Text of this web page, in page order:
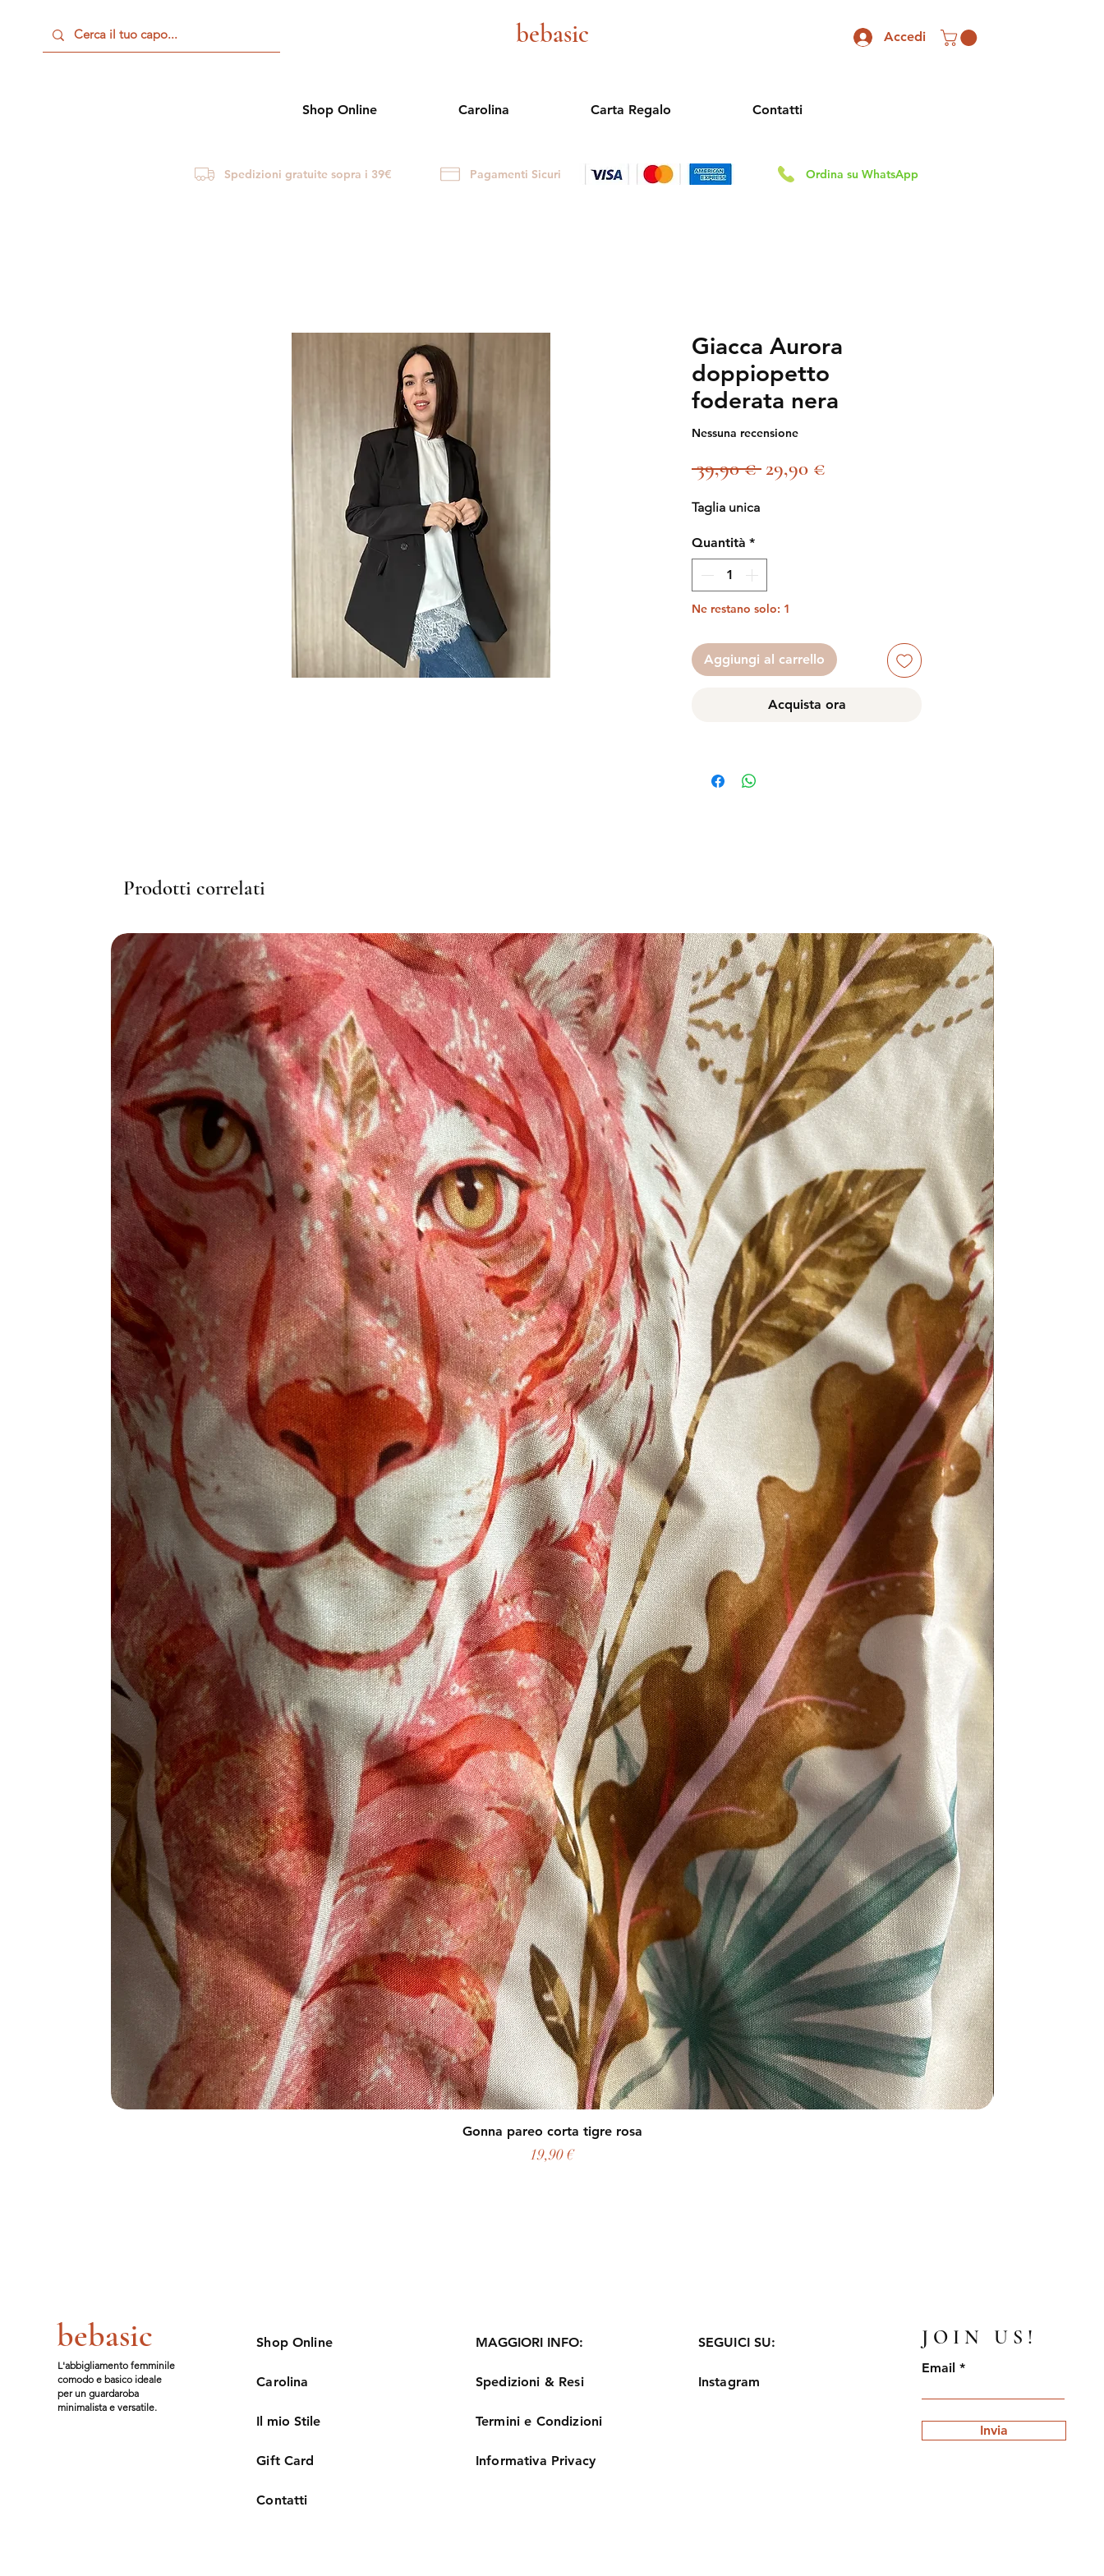
bebasic Accedi
Shop Online Carolina Carta Regalo Contatti
Spedizioni gratuite sopra i 39€ Pagamenti Sicuri Ordina su WhatsApp
Giacca Aurora
doppiopetto
foderata nera
Nessuna recensione
39,90 € Prezzo
29,90 €
Taglia unica
Quantità *
Ne restano solo: 1
Aggiungi al carrello
Acquista ora
Prodotti correlati
Gonna pareo corta tigre rosa
Prezzo
19,90 €
bebasic
L'abbigliamento femminile
comodo e basico ideale
per un guardaroba
minimalista e versatile.
Shop Online
Carolina
Il mio Stile
Gift Card
Contatti
MAGGIORI INFO:
Spedizioni & Resi
Termini e Condizioni
Informativa Privacy
SEGUICI SU:
Instagram
JOIN US!
Email
Invia